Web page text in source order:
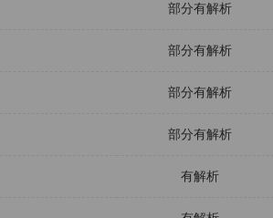
部分有解析
部分有解析
部分有解析
部分有解析
有解析